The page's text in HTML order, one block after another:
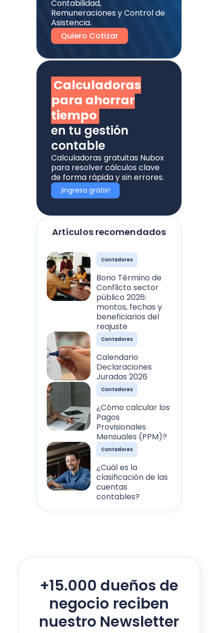
Artículos recomendados
Contadores
Bono Término de
Conflicto sector
público 2026:
montos, fechas y
beneficiarios del
reajuste
Contadores
Calendario
Declaraciones
Juradas 2026
Contadores
¿Cómo calcular los
Pagos
Provisionales
Mensuales (PPM)?
Contadores
¿Cuál es la
clasificación de las
cuentas
contables?
Calculadoras
para ahorrar
tiempo
en tu gestión
contable
Calculadoras gratuitas Nubox
para resolver cálculos clave
de forma rápida y sin errores.
¡Ingresa gratis!
Contabilidad,
Remuneraciones y Control de
Asistencia.
Quiero Cotizar
+15.000 dueños de
negocio reciben
nuestro Newsletter